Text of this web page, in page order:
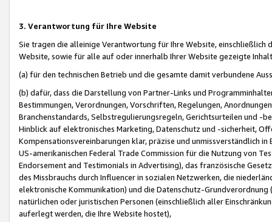
3. Verantwortung für Ihre Website
Sie tragen die alleinige Verantwortung für Ihre Website,
Website, sowie für alle auf oder innerhalb Ihrer Website gezeigte
(a) für den technischen Betrieb und die gesamte damit verbundene
(b) dafür, dass die Darstellung von Partner-Links und
Bestimmungen, Verordnungen, Vorschriften, Regelungen,
Branchenstandards, Selbstregulierungsregeln, Gerichtsurteilen und -
Hinblick auf elektronisches Marketing, Datenschutz und -sicherheit,
Kompensationsvereinbarungen klar, präzise und unmissverständlich
US-amerikanischen Federal Trade Commission für die Nutzung von
Endorsement and Testimonials in Advertising), das französische
des Missbrauchs durch Influencer in sozialen Netzwerken, die
elektronische Kommunikation) und die Datenschutz-
natürlichen oder juristischen Personen (einschließlich aller
auferlegt werden, die Ihre Website hostet),